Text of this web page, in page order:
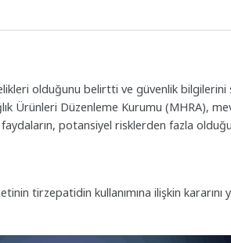
olduğunu belirtti ve güvenlik bilgilerini
Ürünleri Düzenleme Kurumu (MHRA),
faydaların, potansiyel risklerden fazla
tirzepatidin kullanımına ilişkin kararını